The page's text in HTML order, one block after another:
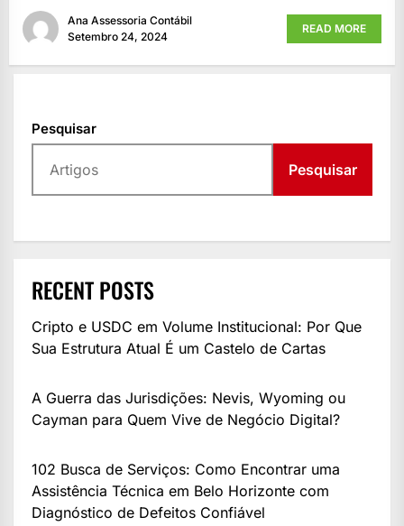
Ana Assessoria Contábil
Setembro 24, 2024
READ MORE
Pesquisar
Pesquisar
RECENT POSTS
Cripto e USDC em Volume Institucional: Por Que
Sua Estrutura Atual É um Castelo de Cartas
A Guerra das Jurisdições: Nevis, Wyoming ou
Cayman para Quem Vive de Negócio Digital?
102 Busca de Serviços: Como Encontrar uma
Assistência Técnica em Belo Horizonte com
Diagnóstico de Defeitos Confiável